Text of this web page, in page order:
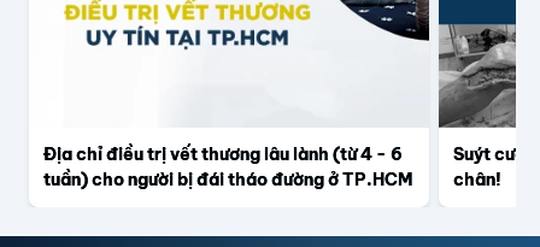
Địa chỉ điều trị vết thương lâu lành (từ 4 - 6
tuần) cho người bị đái tháo đường ở TP.HCM
Suýt cưa
chân!